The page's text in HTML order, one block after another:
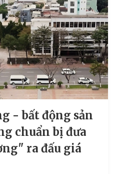
- bất động sản
chuẩn bị đưa
ra đấu giá